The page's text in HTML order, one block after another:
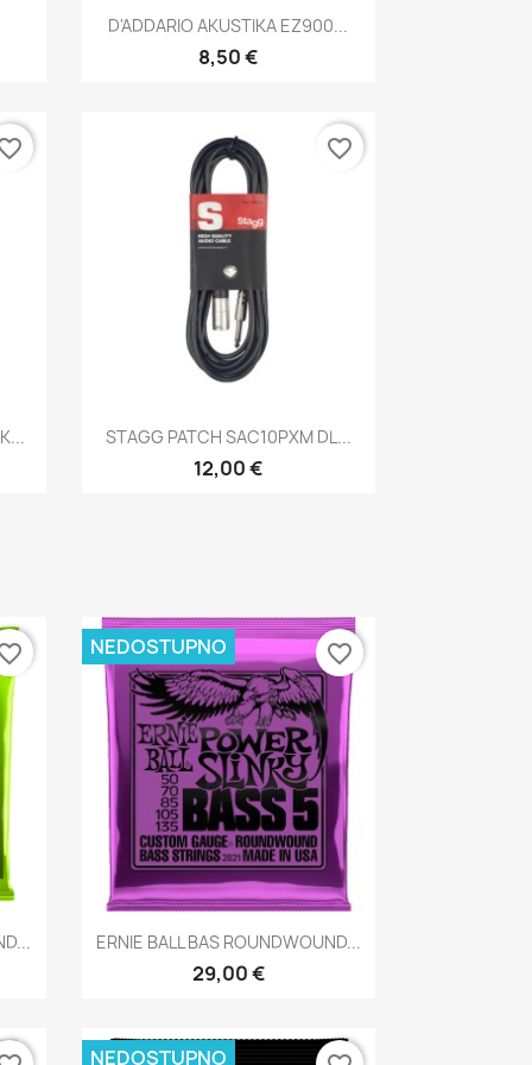
Brzi pregled
D'ADDARIO AKUSTIKA EZ900...
8,50 €
Brzi pregled
STAGG PATCH SAC10PXM DL...
12,00 €
favorite_border
 Brzi pregled
ERNIE BALL BAS ROUNDWOUND...
29,00 €
NEDOSTUPNO favorite_border
NEDOSTUPNO